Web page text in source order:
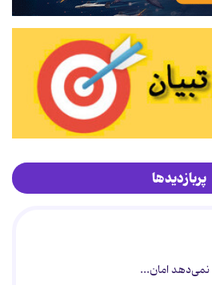
پربازدیدها
نمی‌دهد امان...